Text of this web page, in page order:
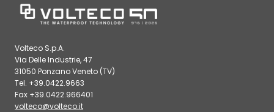
Volteco S.p.A.
Via Delle Industrie, 47
31050 Ponzano Veneto (TV)
Tel. +39.0422.9663
Fax +39.0422.966401
volteco@volteco.it